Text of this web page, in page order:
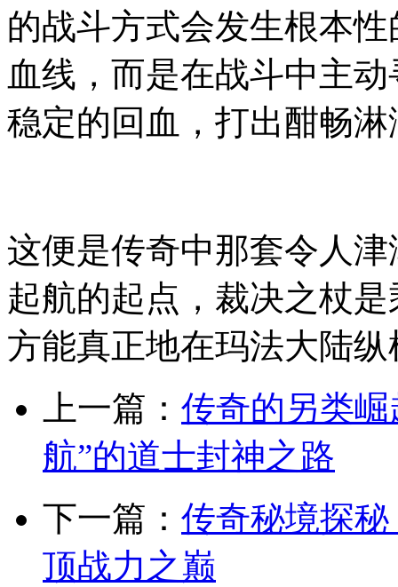
的战斗方式会发生根本
血线，而是在战斗中主
稳定的回血，打出酣畅
这便是传奇中那套令人
起航的起点，裁决之杖
方能真正地在玛法大陆
上一篇： 传奇的另类崛
航”的道士封神之路
下一篇： 传奇秘境探
顶战力之巅